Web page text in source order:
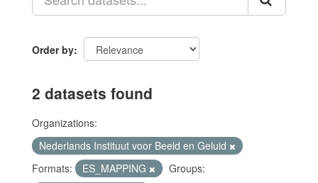
Order by
2 datasets found
Organizations:
Nederlands Instituut voor Beeld en Geluid
Formats:
ES_MAPPING
Groups: